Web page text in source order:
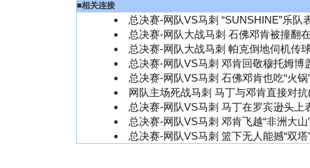
■相关连接
总决赛-网队VS马刺 “SUNSHINE”乐队
总决赛-网队大战马刺 石佛邓肯被撞翻
总决赛-网队大战马刺 帕克倒地伺机传
总决赛-网队VS马刺 邓肯回敬穆托姆博
总决赛-网队VS马刺 石佛邓肯也吃“火锅
网队主场死战马刺 马丁与邓肯直接对
总决赛-网队VS马刺 马丁在罗宾逊头上
总决赛-网队VS马刺 邓肯飞越“非洲大山
总决赛-网队VS马刺 篮下无人能撼“双塔